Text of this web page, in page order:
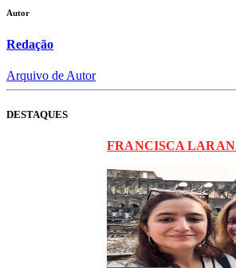
Autor
Redação
Arquivo de Autor
DESTAQUES
FRANCISCA